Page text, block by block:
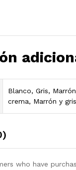
Blanco, Gris,
crema, Marrón y
who have